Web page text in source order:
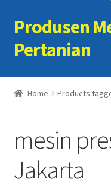
Skip
to
navigation
Skip
to
content
Produsen
Pertanian
Home
Cart
Checkout
Home Products
mesin
Jakarta